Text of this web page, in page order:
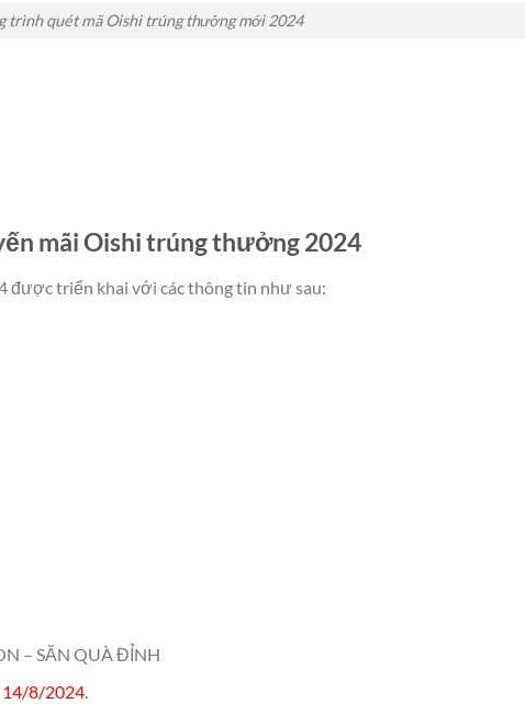
trình quét mã Oishi trúng thưởng mới 2024
mãi Oishi trúng thưởng 2024
được triển khai với các thông tin như sau:
– SĂN QUÀ ĐỈNH
14/8/2024.